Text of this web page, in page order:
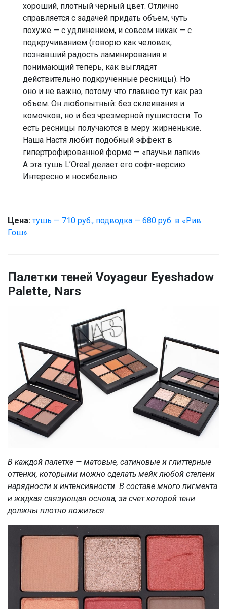
хороший, плотный черный цвет. Отлично
справляется с задачей придать объем, чуть
похуже — с удлинением, и совсем никак — с
подкручиванием (говорю как человек,
познавший радость ламинирования и
понимающий теперь, как выглядят
действительно подкрученные ресницы). Но
оно и не важно, потому что главное тут как раз
объем. Он любопытный: без склеивания и
комочков, но и без чрезмерной пушистости. То
есть ресницы получаются в меру жирненькие.
Наша Настя любит подобный эффект в
гипертрофированной форме — «паучьи лапки».
А эта тушь L’Oreal делает его софт-версию.
Интересно и носибельно.
Цена:тушь — 710 руб., подводка — 680 руб. в «Рив
Гош».
Палетки теней Voyageur Eyeshadow
Palette, Nars
В каждой палетке — матовые, сатиновые и глиттерные
оттенки, которыми можно сделать мейк любой степени
нарядности и интенсивности. В составе много пигмента
и жидкая связующая основа, за счет которой тени
должны плотно ложиться.